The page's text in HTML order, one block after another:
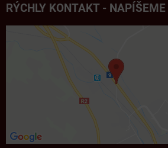
RÝCHLY KONTAKT -